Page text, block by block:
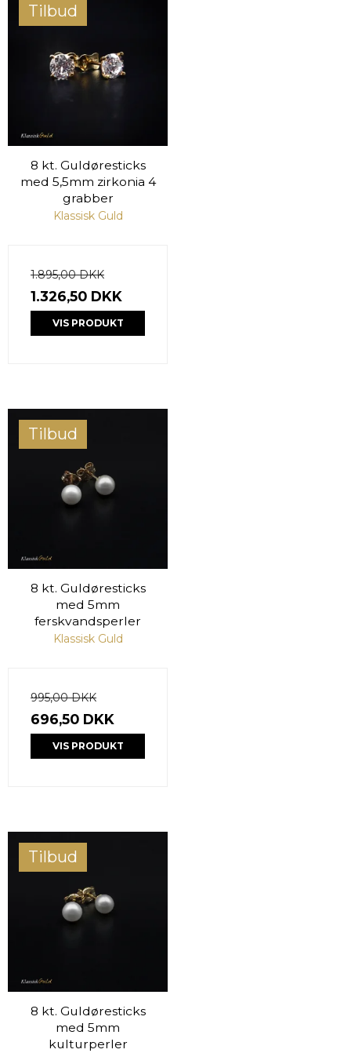
Tilbud
8 kt. Guldøresticks
med 5,5mm zirkonia 4
grabber
Klassisk Guld
1.895,00 DKK
1.326,50 DKK
VIS PRODUKT
Tilbud
8 kt. Guldøresticks
med 5mm
ferskvandsperler
Klassisk Guld
995,00 DKK
696,50 DKK
VIS PRODUKT
Tilbud
8 kt. Guldøresticks
med 5mm
kulturperler